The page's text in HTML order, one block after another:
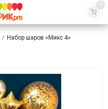
0
/ Набор шаров «Микс 4»